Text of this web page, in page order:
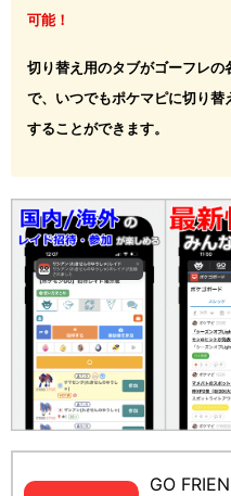
可能！
切り替え用のタブがゴーフレ
で、いつでもポケマピに切り
することができます。
GO